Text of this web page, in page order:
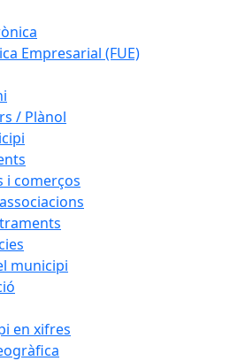
Empresarial (FUE)
/ Plànol
i comerços
municipi
en xifres